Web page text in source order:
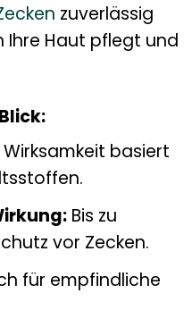
zuverlässig
Haut pflegt und
basiert
Bis zu
vor Zecken.
für empfindliche